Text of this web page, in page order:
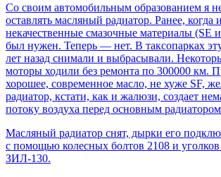
Со своим автомобильным образованием я
оставлять масляный радиатор. Ранее, когда
некачественные смазочные материалы (SE
был нужен. Теперь — нет. В таксопарках
лет назад снимали и выбрасывали.
моторы ходили без ремонта по 300000 км.
хорошее, современное масло, не хуже SF,
радиатор, кстати, как и жалюзи, создает
потоку воздуха перед основным
Масляный радиатор снят, дырки его
с помощью колесных болтов 2108 и уголков
ЗИЛ-130.